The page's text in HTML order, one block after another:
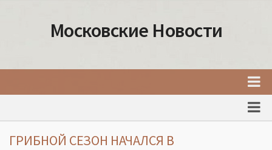
Московские Новости
ГРИБНОЙ СЕЗОН НАЧАЛСЯ В